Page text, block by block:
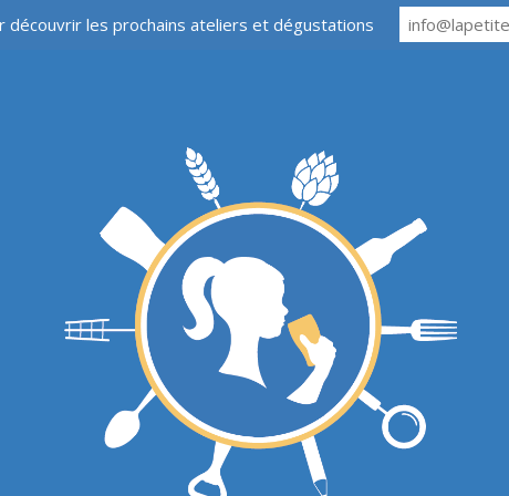
découvrir les prochains ateliers et dégustations